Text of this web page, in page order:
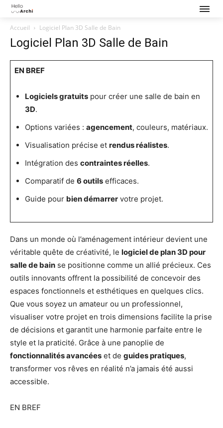
Accueil Logiciel Plan 3D Salle de Bain
Logiciel Plan 3D Salle de Bain
EN BREF
Logiciels gratuitspour créer une salle de bain en
3D.
Options variées : agencement, couleurs, matériaux.
Visualisation précise et rendus réalistes.
Intégration des contraintes réelles.
Comparatif de 6 outilsefficaces.
Guide pour bien démarrervotre projet.
Dans un monde où l’aménagement intérieur devient une
véritable quête de créativité, le logiciel de plan 3D pour
salle de bain se positionne comme un allié précieux. Ces
outils innovants offrent la possibilité de concevoir des
espaces fonctionnels et esthétiques en quelques clics.
Que vous soyez un amateur ou un professionnel,
visualiser votre projet en trois dimensions facilite la prise
de décisions et garantit une harmonie parfaite entre le
style et la praticité. Grâce à une panoplie de
fonctionnalités avancées et de guides pratiques,
transformer vos rêves en réalité n’a jamais été aussi
accessible.
EN BREF